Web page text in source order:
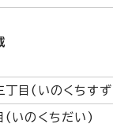
丁目(いのくちす
(いのくちだい)